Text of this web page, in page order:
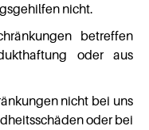
nicht.
betreffen
oder aus
nicht bei uns
oder bei